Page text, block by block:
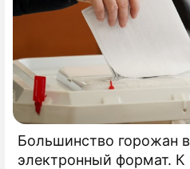
Большинство горожан
электронный формат. К 12:00 последнего дня